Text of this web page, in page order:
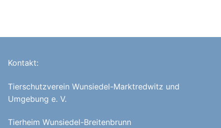
Kontakt:
Tierschutzverein Wunsiedel-Marktredwitz und
Umgebung e. V.
Tierheim Wunsiedel-Breitenbrunn